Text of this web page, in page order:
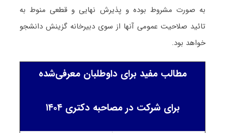
به صورت مشروط بوده و پذیرش نهایی و قطعی منوط به
تائید صلاحیت عمومی آنها از سوی دبیرخانه گزینش دانشجو
خواهد بود.
مطالب مفید برای داوطلبان معرفی‌شده
برای شرکت در مصاحبه دکتری ۱۴۰۴